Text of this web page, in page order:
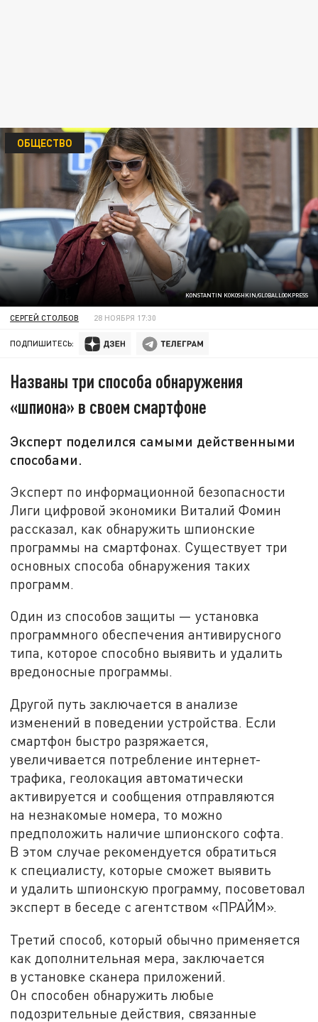
KONSTANTIN KOKOSHKIN/GLOBALLOOKPRESS
ОБЩЕСТВО
СЕРГЕЙ СТОЛБОВ 28 НОЯБРЯ 17:30
ПОДПИШИТЕСЬ:
Названы три способа обнаружения
«шпиона» в своем смартфоне
Эксперт поделился самыми действенными
способами.
Эксперт по информационной безопасности
Лиги цифровой экономики Виталий Фомин
рассказал, как обнаружить шпионские
программы на смартфонах. Существует три
основных способа обнаружения таких
программ.
Один из способов защиты — установка
программного обеспечения антивирусного
типа, которое способно выявить и удалить
вредоносные программы.
Другой путь заключается в анализе
изменений в поведении устройства. Если
смартфон быстро разряжается,
увеличивается потребление интернет-
трафика, геолокация автоматически
активируется и сообщения отправляются
на незнакомые номера, то можно
предположить наличие шпионского софта.
В этом случае рекомендуется обратиться
к специалисту, которые сможет выявить
и удалить шпионскую программу, посоветовал
эксперт в беседе с агентством «ПРАЙМ».
Третий способ, который обычно применяется
как дополнительная мера, заключается
в установке сканера приложений.
Он способен обнаружить любые
подозрительные действия, связанные